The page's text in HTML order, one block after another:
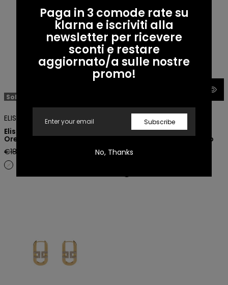
Paga in 3 comode rate su
klarna e iscriviti alla
newsletter per ricevere
sconti e restare
aggiornato/a sulle nostre
promo!
Email
Subscribe
No, Thanks
Sold out
ELISABETTA FRANCHI
Elisabetta Franchi
Orecchini ovali con logo
Regular
price
€180,00 EUR
ELISABETTA FRANCHI
Elisabetta Franchi
Orecchini Ovali con logo
strass